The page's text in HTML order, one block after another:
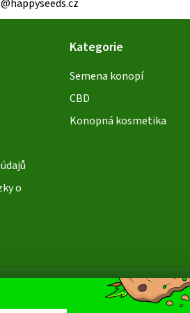
o
Kategorie
Semena konopí
CBD
Konopná kosmetika
platby: převod